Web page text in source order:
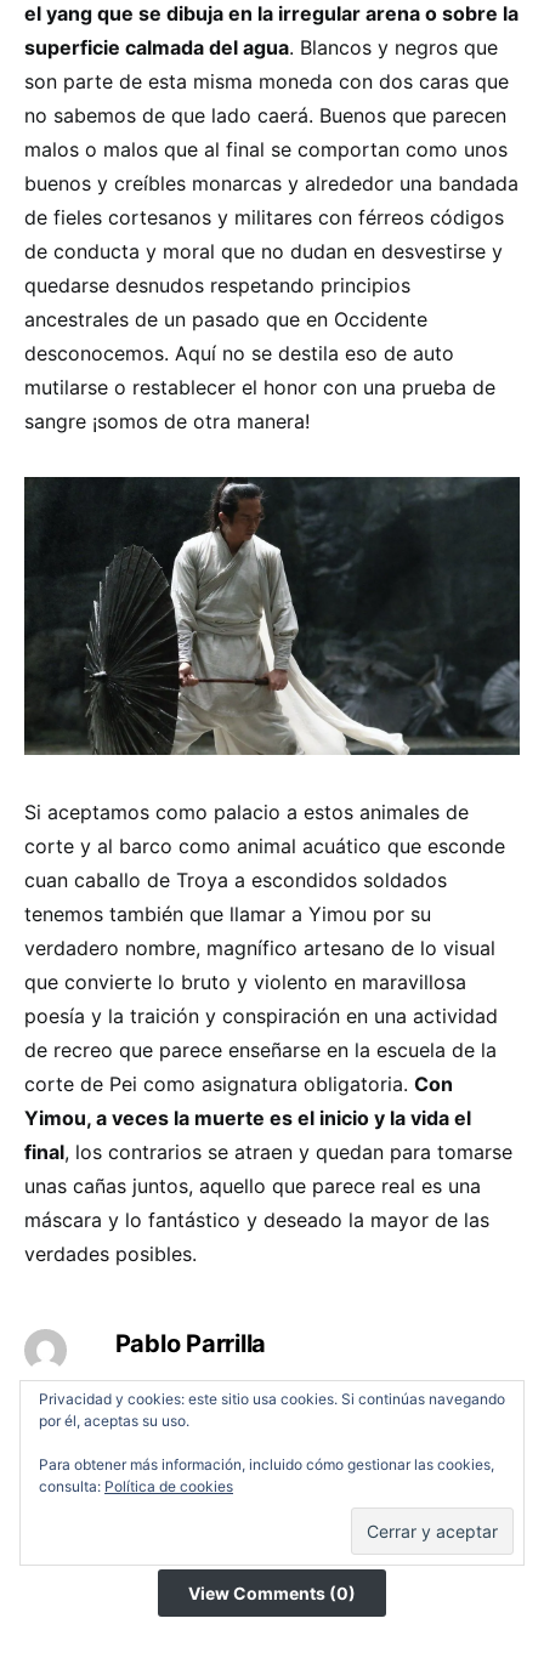
el yang que se dibuja en la irregular arena o sobre la
superficie calmada del agua. Blancos y negros que
son parte de esta misma moneda con dos caras que
no sabemos de que lado caerá. Buenos que parecen
malos o malos que al final se comportan como unos
buenos y creíbles monarcas y alrededor una bandada
de fieles cortesanos y militares con férreos códigos
de conducta y moral que no dudan en desvestirse y
quedarse desnudos respetando principios
ancestrales de un pasado que en Occidente
desconocemos. Aquí no se destila eso de auto
mutilarse o restablecer el honor con una prueba de
sangre ¡somos de otra manera!
Si aceptamos como palacio a estos animales de
corte y al barco como animal acuático que esconde
cuan caballo de Troya a escondidos soldados
tenemos también que llamar a Yimou por su
verdadero nombre, magnífico artesano de lo visual
que convierte lo bruto y violento en maravillosa
poesía y la traición y conspiración en una actividad
de recreo que parece enseñarse en la escuela de la
corte de Pei como asignatura obligatoria. Con
Yimou, a veces la muerte es el inicio y la vida el
final, los contrarios se atraen y quedan para tomarse
unas cañas juntos, aquello que parece real es una
máscara y lo fantástico y deseado la mayor de las
verdades posibles.
Pablo Parrilla
Artes marciales, Estrenos 17/05/2019
View Comments (0)
Privacidad y cookies: este sitio usa cookies. Si continúas navegando
por él, aceptas su uso.
Para obtener más información, incluido cómo gestionar las cookies,
consulta: Política de cookies